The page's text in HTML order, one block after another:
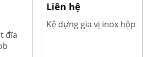
đĩa
Liên hệ
Kệ đựng gia vị inox hộp